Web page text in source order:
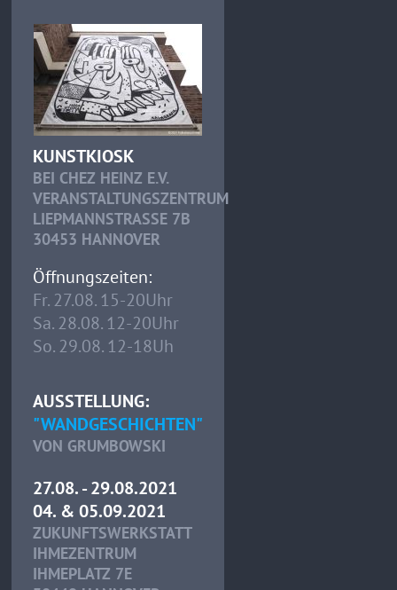
KUNSTKIOSK
BEI CHEZ HEINZ E.V.
VERANSTALTUNGSZENTRUM
LIEPMANNSTRASSE 7B
30453 HANNOVER
Öffnungszeiten:
Fr. 27.08. 15-20Uhr
Sa. 28.08. 12-20Uhr
So. 29.08. 12-18Uh
AUSSTELLUNG:
"WANDGESCHICHTEN"
VON GRUMBOWSKI
27.08. - 29.08.2021
04. & 05.09.2021
ZUKUNFTSWERKSTATT
IHMEZENTRUM
IHMEPLATZ 7E